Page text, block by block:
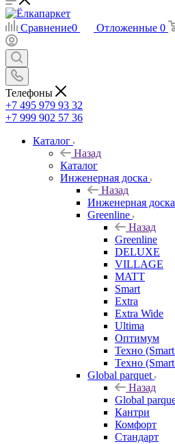
Сравнение0 Отложенные 0
Телефоны
+7 495 979 93 32
+7 999 902 57 36
Каталог
Назад
Каталог
Инженерная доска
Назад
Инженерная доска
Greenline
Назад
Greenline
DELUXE
VILLAGE
MATT
Smart
Extra
Extra Wide
Ultima
Оптимум
Техно
Техно
Global parquet
Назад
Global
Кантри
Комфорт
Стандарт